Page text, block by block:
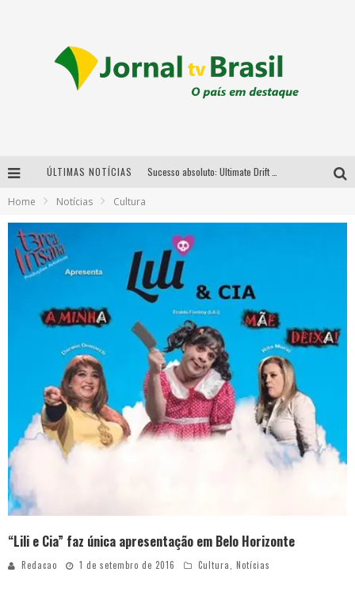
ÚLTIMAS NOTÍCIAS
Home Notícias Cultura
“Lili e Cia” faz única apresentação em Belo Horizonte
Redacao 1 de setembro de 2016 Cultura Notícias